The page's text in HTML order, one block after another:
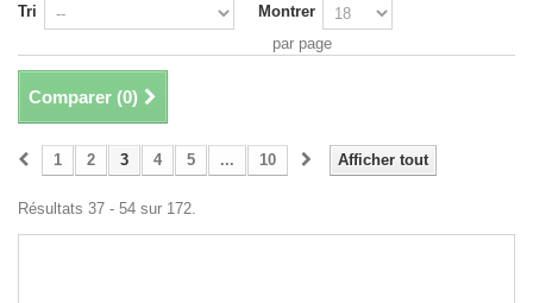
Tri
Montrer
par page
Comparer (0)
Afficher tout
1 2 3 4 5 ... 10
Résultats 37 - 54 sur 172.